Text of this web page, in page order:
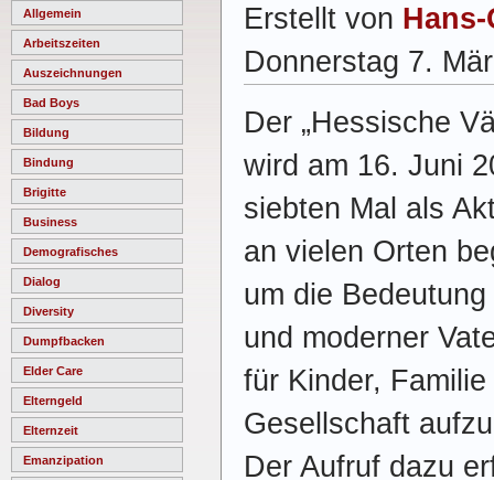
Allgemein
Arbeitszeiten
Auszeichnungen
Bad Boys
Bildung
Bindung
Brigitte
Business
Demografisches
Dialog
Diversity
Dumpfbacken
Elder Care
Elterngeld
Elternzeit
Emanzipation
Erstellt von
Donnerstag 7.
Der „Hessische
wird am 16. Juni
siebten Mal als
an vielen Orten
um die
und moderner
für Kinder, Familie
Gesellschaft
Der Aufruf dazu